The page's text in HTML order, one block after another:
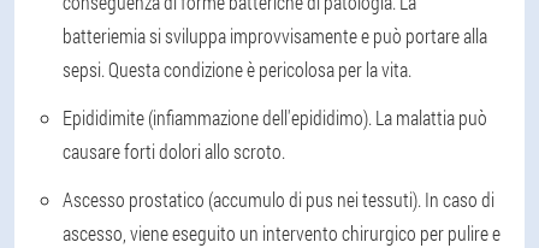
batteriemia si sviluppa improvvisamente e può portare alla
sepsi. Questa condizione è pericolosa per la vita.
Epididimite (infiammazione dell'epididimo). La malattia può
causare forti dolori allo scroto.
Ascesso prostatico (accumulo di pus nei tessuti). In caso di
ascesso, viene eseguito un intervento chirurgico per pulire e